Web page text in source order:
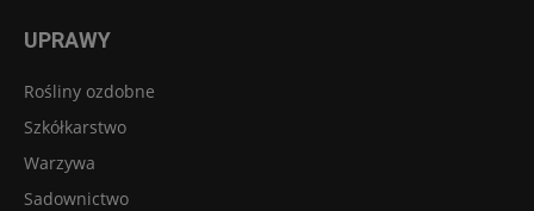
UPRAWY
Rośliny ozdobne
Szkółkarstwo
Warzywa
Sadownictwo